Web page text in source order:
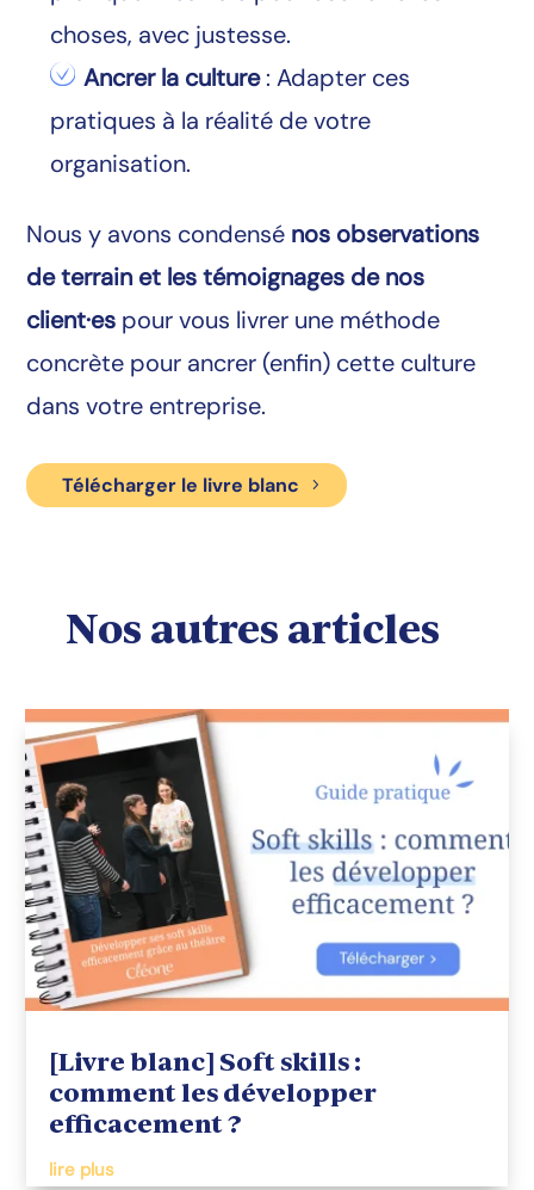
choses, avec justesse.
Ancrer la culture: Adapter ces
pratiques à la réalité de votre
organisation.
Nous y avons condensé nos observations
de terrain et les témoignages de nos
client·es pour vous livrer une méthode
concrète pour ancrer (enfin) cette culture
dans votre entreprise.
Télécharger le livre blanc
Nos autres articles
[Livre blanc] Soft skills :
comment les développer
efficacement ?
lire plus